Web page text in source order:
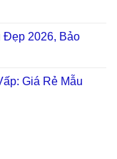
Đẹp 2026, Bảo
Giá Rẻ Mẫu